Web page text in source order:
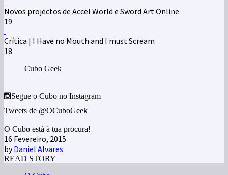
Novos projectos de Accel World e Sword Art Online
19
Crítica | I Have no Mouth and I must Scream
18
Cubo Geek
Segue o Cubo no Instagram
Tweets de @OCuboGeek
O Cubo está à tua procura!
16 Fevereiro, 2015
byDaniel Alvares
READ STORY